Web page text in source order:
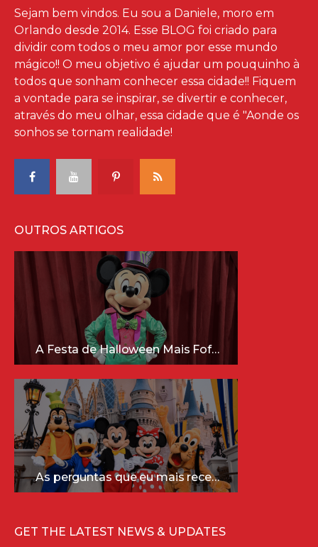
Sejam bem vindos. Eu sou a Daniele, moro em
Orlando desde 2014. Esse BLOG foi criado para
dividir com todos o meu amor por esse mundo
mágico!! O meu objetivo é ajudar um pouquinho à
todos que sonham conhecer essa cidade!! Fiquem
a vontade para se inspirar, se divertir e conhecer,
através do meu olhar, essa cidade que é "Aonde os
sonhos se tornam realidade!
OUTROS ARTIGOS
A Festa de Halloween Mais Fofa da Disney Está Chegando!
As perguntas que eu mais recebo sobre a Disney (e as respostas mais sinceras!)
GET THE LATEST NEWS & UPDATES